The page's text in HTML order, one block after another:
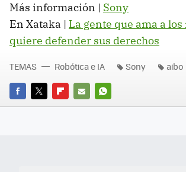
Más información | Sony
En Xataka | La gente que ama a
quiere defender sus derechos
FACEBOOK
TWITTERFLIPBOARD
E-
WHATSAPP
TEMAS Robótica e IA Sony aibo